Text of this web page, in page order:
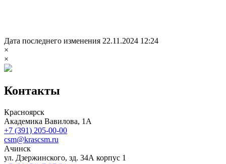
Дата последнего изменения 22.11.2024 12:24
×
×
Контакты
Красноярск
Академика Вавилова, 1А
+7 (391) 205-00-00
csm@krascsm.ru
Ачинск
ул. Дзержинского, зд. 34А корпус 1